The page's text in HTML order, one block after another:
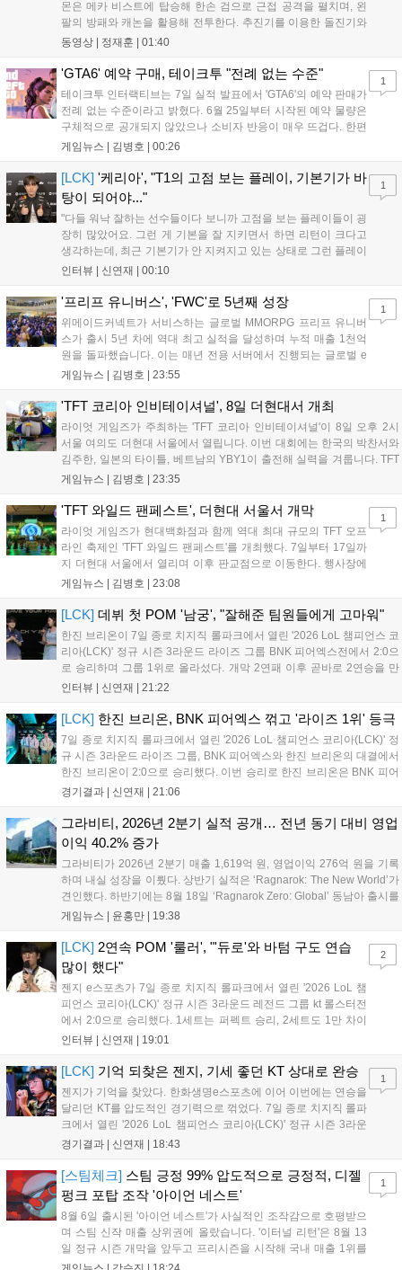
몬은 메카 비스트에 탑승해 한손 검으로 근접 공격을 펼치며, 왼
팔의 방패와 캐논을 활용해 전투한다. 추진기를 이용한 돌진기와
참격 형태의 궁극기를 보유했고, 메카 파괴 시 맨몸으로 기관총을
산의 영웅들 업데이트를 통해 정식 출시될 예정이다....
동영상 | 정재훈 01:40
'GTA6' 예약 구매, 테이크투 "전례 없는 수준"
테이크투 인터랙티브는 7일 실적 발표에서 'GTA6'의 예약 판매가
전례 없는 수준이라고 밝혔다. 6월 25일부터 시작된 예약 물량은
구체적으로 공개되지 않았으나 소비자 반응이 매우 뜨겁다. 한편
11월 19일 PS5와 Xbox 시리즈 X|S로 정식 출시될 예정이며, 록
상 'Grand Theft Auto VI: An Extended Look'을 최초 공개할 계획
이다....
게임뉴스 | 김병호 00:26
1
[LCK] '케리아', "T1의 고점 보는 플레이, 기본기가 바
탕이 되어야..."
"다들 워낙 잘하는 선수들이다 보니까 고점을 보는 플레이들이 굉
장히 많았어요. 그런 게 기본을 잘 지키면서 하면 리턴이 크다고
생각하는데, 최근 기본기가 안 지켜지고 있는 상태로 그런 플레이
를 추구하다 보니까 팀적으로 안 좋은 사고가 계속 많이 났던 것
LoL 챔피언스 코리아(LCK)'...
인터뷰 | 신연재 00:10
1
'프리프 유니버스', 'FWC'로 5년째 성장
위메이드커넥트가 서비스하는 글로벌 MMORPG 프리프 유니버
스가 출시 5년 차에 역대 최고 실적을 달성하며 누적 매출 1천억
원을 돌파했습니다. 이는 매년 전용 서버에서 진행되는 글로벌 e
스포츠 대회 FWC의 영향이 큽니다. FWC는 이용자가 동일한 조
은 전년 대비 매출과 이용자 지표가 대폭 상승하는 성과를 냈습니
다. 오는 10월 필리핀 마닐라에서 총상금 11만 달러 규모의 제4회
FWC 그랜드 파이널이 개최될 예정이며, 위메이드커넥트는 이를
통해 커뮤니티 중심의 장기 성장 모델을 지속할 방침입니다....
게임뉴스 | 김병호 23:55
1
'TFT 코리아 인비테이셔널', 8일 더현대서 개최
라이엇 게임즈가 주최하는 'TFT 코리아 인비테이셔널'이 8일 오후 2시
서울 여의도 더현대 서울에서 열립니다. 이번 대회에는 한국의 박찬서와
김주한, 일본의 타이틀, 베트남의 YBY1이 출전해 실력을 겨룹니다. TFT
는 소속팀 없이 개인 자격으로 참가하는 독특한 대회 구조를 가지며, 누
17일까지 이어지는 이번 행사는 신규 세트 체험과 공연 등 다양한 즐길
거리를 제공하며, 이후 현대백화점 판교점에서도 행사가 이어질 예정입
니다. 연말에는 라스베이거스 오픈이 개최됩니다....
게임뉴스 | 김병호 23:35
'TFT 와일드 팬페스트', 더현대 서울서 개막
라이엇 게임즈가 현대백화점과 함께 역대 최대 규모의 TFT 오프
라인 축제인 'TFT 와일드 팬페스트'를 개최했다. 7일부터 17일까
지 더현대 서울에서 열리며 이후 판교점으로 이동한다. 행사장에
는 체험, 스페셜, 무대 존이 마련됐으며 8일 오후 2시 인비테이셔
연 등 다채로운 일정이 준비되어 있다. 사전 예약은 조기 마감될
만큼 큰 인기를 끌고 있다....
게임뉴스 | 김병호 23:08
1
[LCK] 데뷔 첫 POM '남궁', "잘해준 팀원들에게 고마워"
한진 브리온이 7일 종로 치지직 롤파크에서 열린 '2026 LoL 챔피언스 코
리아(LCK)' 정규 시즌 3라운드 라이즈 그룹 BNK 피어엑스전에서 2:0으
로 승리하며 그룹 1위로 올라섰다. 개막 2연패 이후 곧바로 2연승을 만
들어내면서 이어질 4라운드에 대한 기대감을 올렸다. 다음은 이날 데뷔
인터뷰 | 신연재 21:22
[LCK] 한진 브리온, BNK 피어엑스 꺾고 '라이즈 1위' 등극
7일 종로 치지직 롤파크에서 열린 '2026 LoL 챔피언스 코리아(LCK)' 정
규 시즌 3라운드 라이즈 그룹, BNK 피어엑스와 한진 브리온의 대결에서
한진 브리온이 2:0으로 승리했다. 이번 승리로 한진 브리온은 BNK 피어
엑스를 제치고 라이즈 그룹 1위로 올라섰다. 1세트, 한진 브리온이 '로머'
경기결과 | 신연재 21:06
그라비티, 2026년 2분기 실적 공개… 전년 동기 대비 영업
이익 40.2% 증가
그라비티가 2026년 2분기 매출 1,619억 원, 영업이익 276억 원을 기록
하며 내실 성장을 이뤘다. 상반기 실적은 ‘Ragnarok: The New World’가
견인했다. 하반기에는 8월 18일 ‘Ragnarok Zero: Global’ 동남아 출시를
시작으로 9월 3일 ‘달려라 헤베레케 EX’, 9월 22일 ‘갈바테인’ 등 다양한
이’ 출시가 예정돼 있으며, 2027년에는 ‘Ragnarok 3’ 등 대작을 글로벌
출시할 계획이다. 그라비티는 조인트벤처 설립과 라그나로크 에코 시스
템 구축을 통해 신성장 동력을 확보할 방침이다....
게임뉴스 | 윤홍만 19:38
[LCK] 2연속 POM '룰러', "'듀로'와 바텀 구도 연습
많이 했다"
젠지 e스포츠가 7일 종로 치지직 롤파크에서 열린 '2026 LoL 챔
피언스 코리아(LCK)' 정규 시즌 3라운드 레전드 그룹 kt 롤스터전
에서 2:0으로 승리했다. 1세트는 퍼펙트 승리, 2세트도 1만 차이
를 벌리며 25분 만에 승리하면서 말 그대로 압도적인 경기력을 선
하며 POM에 선정됐...
인터뷰 | 신연재 19:01
2
[LCK] 기억 되찾은 젠지, 기세 좋던 KT 상대로 완승
젠지가 기억을 찾았다. 한화생명e스포츠에 이어 이번에는 연승을
달리던 KT를 압도적인 경기력으로 꺾었다. 7일 종로 치지직 롤파
크에서 열린 '2026 LoL 챔피언스 코리아(LCK)' 정규 시즌 3라운
드 레전드 그룹, kt 롤스터와 젠지 e스포츠의 대결에서 젠지가 압
기억을 되찾기라도 한 듯 1,...
경기결과 | 신연재 18:43
1
[스팀체크] 스팀 긍정 99% 압도적으로 긍정적, 디젤
펑크 포탑 조작 '아이언 네스트'
8월 6일 출시된 '아이언 네스트'가 사실적인 조작감으로 호평받으
며 스팀 신작 매출 상위권에 올랐습니다. '이터널 리턴'은 8월 13
일 정규 시즌 개막을 앞두고 프리시즌을 시작해 국내 매출 1위를
기록했습니다. 25주년을 맞은 '고스트 리콘' 시리즈는 8월 6일 쇼
1